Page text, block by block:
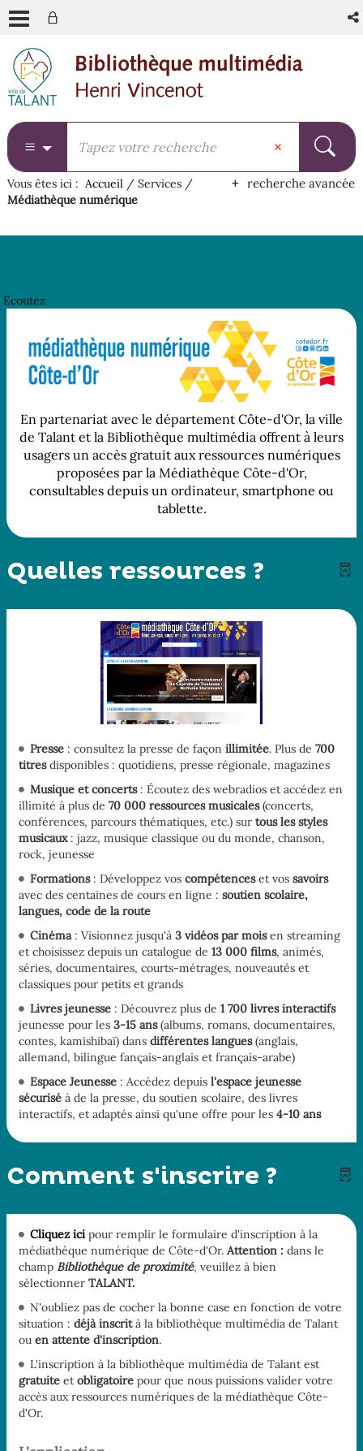
menu
contenu
recherche
recherche avancée
Vous êtes ici : Accueil / Services /
Médiathèque numérique
Ecoutez
En partenariat avec le département Côte-d'Or, la ville
de Talant et la Bibliothèque multimédia offrent à leurs
usagers un accès gratuit aux ressources numériques
proposées par la Médiathèque Côte-d'Or,
consultables depuis un ordinateur, smartphone ou
tablette.
Quelles ressources ?
Presse : consultez la presse de façon illimitée. Plus de 700
titresdisponibles : quotidiens, presse régionale, magazines
Musique et concerts: Écoutez des webradios et accédez en
illimité à plus de 70 000 ressources musicales(concerts,
conférences, parcours thématiques, etc.) sur tous les styles
musicaux: jazz, musique classique ou du monde, chanson,
rock, jeunesse
Formations: Développez vos compétenceset vos savoirs
avec des centaines de cours en ligne : soutien scolaire,
langues, code de la route
Cinéma: Visionnez jusqu'à 3 vidéos par moisen streaming
et choisissez depuis un catalogue de 13 000 films, animés,
séries, documentaires, courts-métrages, nouveautés et
classiques pour petits et grands
Livres jeunesse : Découvrez plus de 1 700 livres interactifs
jeunesse pour les 3-15 ans(albums, romans, documentaires,
contes, kamishibaï) dans différentes langues(anglais,
allemand, bilingue fançais-anglais et français-arabe)
Espace Jeunesse : Accédez depuis l'espace jeunesse
sécurisé à de la presse, du soutien scolaire, des livres
interactifs, et adaptés ainsi qu'une offre pour les 4-10 ans
Comment s'inscrire ?
Cliquez ici pour remplir le formulaire d'inscription à la
médiathèque numérique de Côte-d'Or. Attention : dans le
champ Bibliothèque de proximité, veuillez à bien
sélectionner TALANT.
N'oubliez pas de cocher la bonne case en fonction de votre
situation : déjà inscrità la bibliothèque multimédia de Talant
ou en attente d'inscription.
L'inscription à la bibliothèque multimédia de Talant est
gratuite et obligatoire pour que nous puissions valider votre
accès aux ressources numériques de la médiathèque Côte-
d'Or.